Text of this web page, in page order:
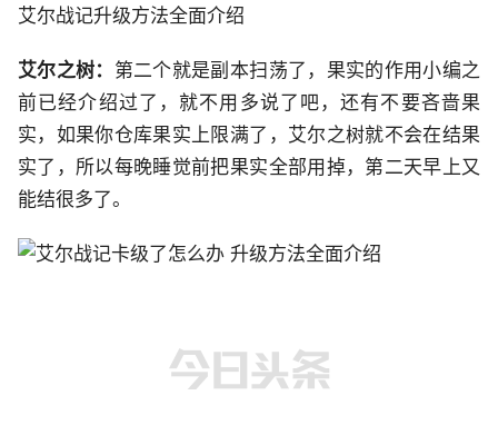
艾尔战记升级方法全面介绍
艾尔之树： 第二个就是副本扫荡了，果实的作用小编之
前已经介绍过了，就不用多说了吧，还有不要吝啬果
实，如果你仓库果实上限满了，艾尔之树就不会在结果
实了，所以每晚睡觉前把果实全部用掉，第二天早上又
能结很多了。